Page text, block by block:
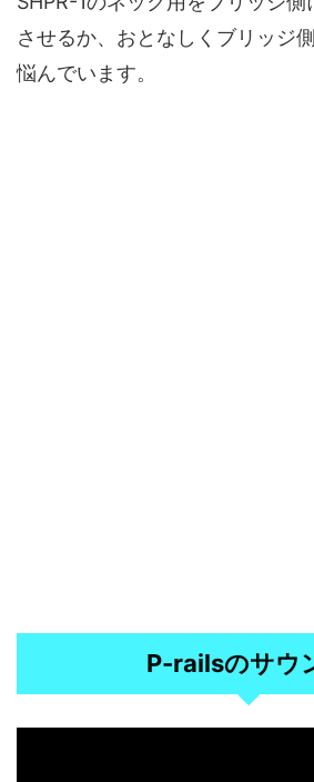
させるか、おとなしくブリッジ
悩んでいます。
P-railsのサウ